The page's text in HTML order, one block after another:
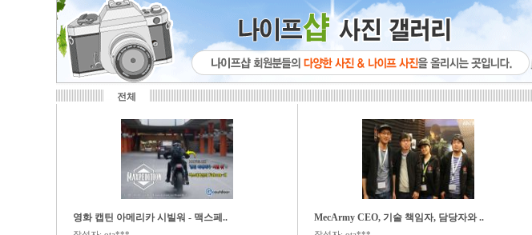
전체
영화 캡틴 아메리카 시빌워 - 맥스페.. MecArmy CEO, 기술 책임자, 담당자와 ..